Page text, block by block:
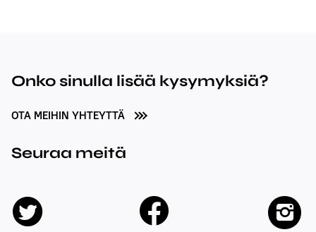
Onko sinulla lisää kysymyksiä?
OTA MEIHIN YHTEYTTÄ
Seuraa meitä
twitter facebook